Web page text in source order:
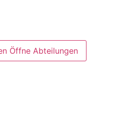
Öffne Abteilungen